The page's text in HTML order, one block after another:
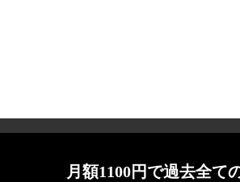
月額1100円で過去全て